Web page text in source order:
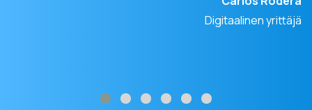
Digitaalinen yrittäjä